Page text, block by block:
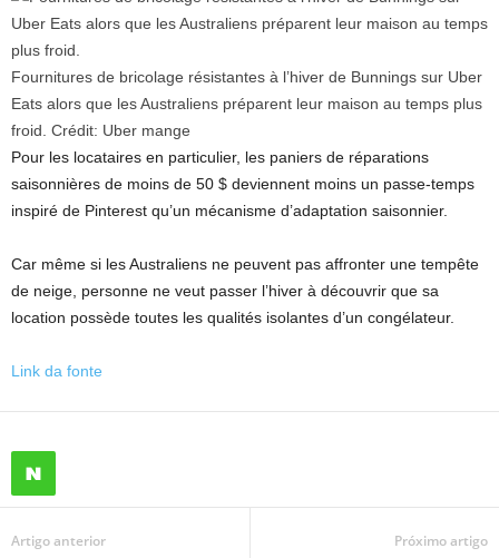
Fournitures de bricolage résistantes à l’hiver de Bunnings sur Uber
Eats alors que les Australiens préparent leur maison au temps plus
froid. Crédit: Uber mange
Pour les locataires en particulier, les paniers de réparations
saisonnières de moins de 50 $ deviennent moins un passe-temps
inspiré de Pinterest qu’un mécanisme d’adaptation saisonnier.
Car même si les Australiens ne peuvent pas affronter une tempête
de neige, personne ne veut passer l’hiver à découvrir que sa
location possède toutes les qualités isolantes d’un congélateur.
Link da fonte
Artigo anterior Próximo artigo